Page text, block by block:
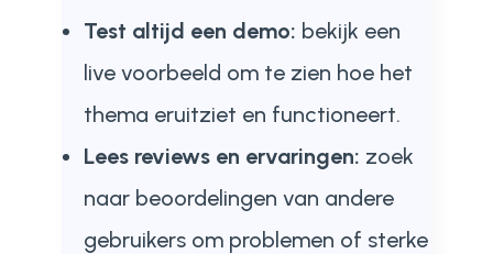
Test altijd een demo: bekijk een
live voorbeeld om te zien hoe het
thema eruitziet en functioneert.
Lees reviews en ervaringen: zoek
naar beoordelingen van andere
gebruikers om problemen of sterke